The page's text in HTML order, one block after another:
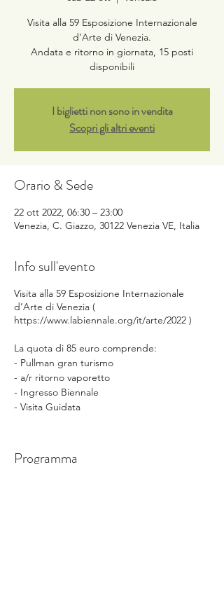
Visita alla 59 Esposizione Internazionale
d’Arte di Venezia.
Andata e ritorno in giornata, 15 posti
disponibili
I biglietti non sono in vendita
Scopri gli altri eventi
Orario & Sede
22 ott 2022, 06:30 – 23:00
Venezia, C. Giazzo, 30122 Venezia VE, Italia
Info sull'evento
Visita alla 59 Esposizione Internazionale
d’Arte di Venezia (
https://www.labiennale.org/it/arte/2022 )
La quota di 85 euro comprende:
- Pullman gran turismo
- a/r ritorno vaporetto
- Ingresso Biennale
- Visita Guidata
-Tutto quanto non espressamente indicato
in “la quota comprende”
Programma